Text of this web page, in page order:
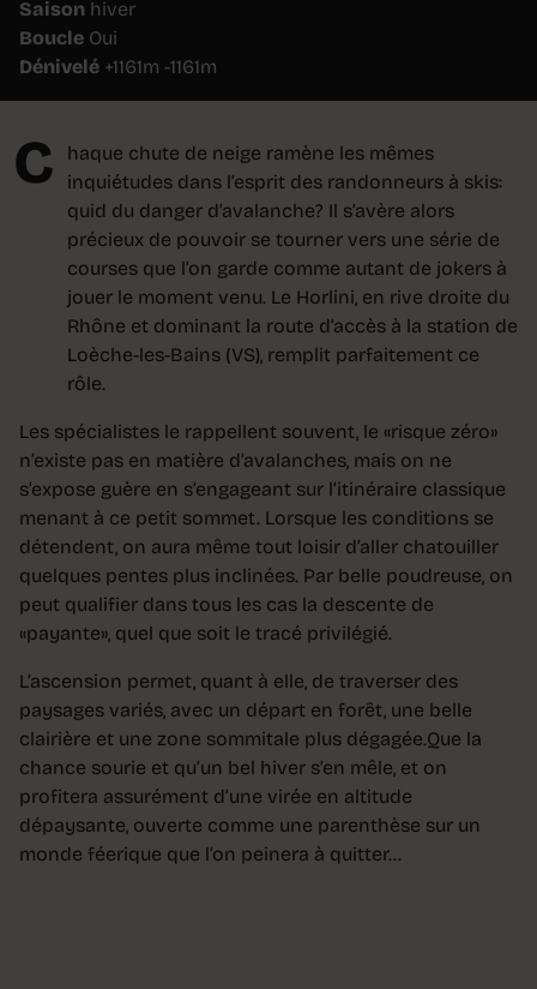
Saison hiver
Boucle Oui
Dénivelé +1161m -1161m
C
haque chute de neige ramène les mêmes
inquiétudes dans l’esprit des randonneurs à skis:
quid du danger d’avalanche? Il s’avère alors
précieux de pouvoir se tourner vers une série de
courses que l’on garde comme autant de jokers à
jouer le moment venu. Le Horlini, en rive droite du
Rhône et dominant la route d’accès à la station de
Loèche-les-Bains (VS), remplit parfaitement ce
rôle.
Les spécialistes le rappellent souvent, le «risque zéro»
n’existe pas en matière d’avalanches, mais on ne
s’expose guère en s’engageant sur l’itinéraire classique
menant à ce petit sommet. Lorsque les conditions se
détendent, on aura même tout loisir d’aller chatouiller
quelques pentes plus inclinées. Par belle poudreuse, on
peut qualifier dans tous les cas la descente de
«payante», quel que soit le tracé privilégié.
L’ascension permet, quant à elle, de traverser des
paysages variés, avec un départ en forêt, une belle
clairière et une zone sommitale plus dégagée.Que la
chance sourie et qu’un bel hiver s’en mêle, et on
profitera assurément d’une virée en altitude
dépaysante, ouverte comme une parenthèse sur un
monde féerique que l’on peinera à quitter…